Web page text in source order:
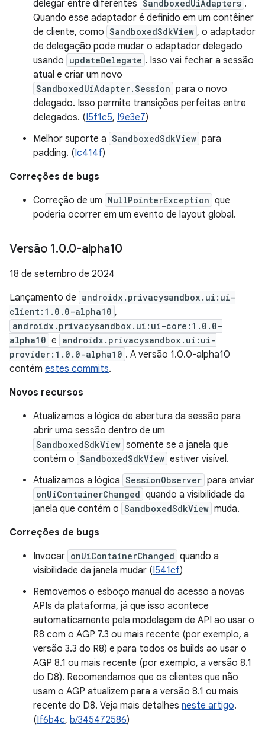
delegar entre diferentes SandboxedUiAdapters .
Quando esse adaptador é definido em um contêiner
de cliente, como SandboxedSdkView , o adaptador
de delegação pode mudar o adaptador delegado
usando updateDelegate . Isso vai fechar a sessão
atual e criar um novo
SandboxedUiAdapter.Session para o novo
delegado. Isso permite transições perfeitas entre
delegados. (I5f1c5, I9e3e7)
Melhor suporte a SandboxedSdkView para
padding. (Ic414f)
Correções de bugs
Correção de um NullPointerException que
poderia ocorrer em um evento de layout global.
Versão 1.0.0-alpha10
18 de setembro de 2024
Lançamento de androidx.privacysandbox.ui:ui-
client:1.0.0-alpha10 ,
androidx.privacysandbox.ui:ui-core:1.0.0-
alpha10 e androidx.privacysandbox.ui:ui-
provider:1.0.0-alpha10 . A versão 1.0.0-alpha10
contém estes commits.
Novos recursos
Atualizamos a lógica de abertura da sessão para
abrir uma sessão dentro de um
SandboxedSdkView somente se a janela que
contém o SandboxedSdkView estiver visível.
Atualizamos a lógica SessionObserver para enviar
onUiContainerChanged quando a visibilidade da
janela que contém o SandboxedSdkView muda.
Correções de bugs
Invocar onUiContainerChanged quando a
visibilidade da janela mudar (I541cf)
Removemos o esboço manual do acesso a novas
APIs da plataforma, já que isso acontece
automaticamente pela modelagem de API ao usar o
R8 com o AGP 7.3 ou mais recente (por exemplo, a
versão 3.3 do R8) e para todos os builds ao usar o
AGP 8.1 ou mais recente (por exemplo, a versão 8.1
do D8). Recomendamos que os clientes que não
usam o AGP atualizem para a versão 8.1 ou mais
recente do D8. Veja mais detalhes neste artigo.
(If6b4c, b/345472586)